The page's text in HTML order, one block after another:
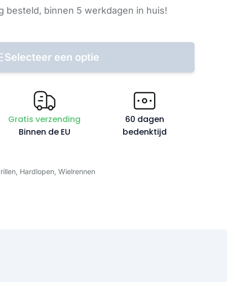
besteld, binnen 5 werkdagen in huis!
Selecteer een optie
Gratis verzending
Binnen de EU
60 dagen
bedenktijd
, Hardlopen, Wielrennen